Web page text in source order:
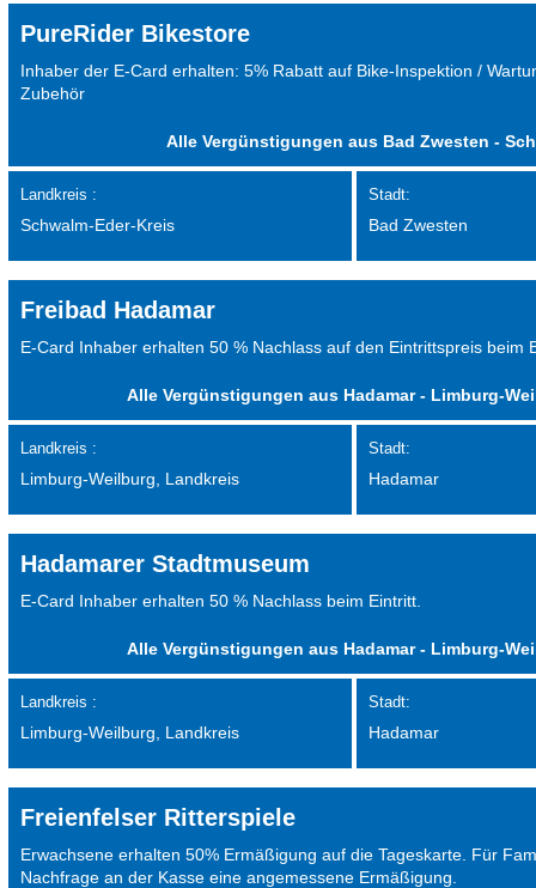
PureRider Bikestore
Inhaber der E-Card erhalten: 5% Rabatt auf Bike-Inspektion /
Zubehör
Alle Vergünstigungen aus Bad Zwesten -
Landkreis :
Schwalm-Eder-Kreis
Stadt:
Bad Zwesten
Freibad Hadamar
E-Card Inhaber erhalten 50 % Nachlass auf den Eintrittspreis beim
Alle Vergünstigungen aus Hadamar - Limburg-
Landkreis :
Limburg-Weilburg, Landkreis
Stadt:
Hadamar
Hadamarer Stadtmuseum
E-Card Inhaber erhalten 50 % Nachlass beim Eintritt.
Alle Vergünstigungen aus Hadamar - Limburg-
Landkreis :
Limburg-Weilburg, Landkreis
Stadt:
Hadamar
Freienfelser Ritterspiele
Erwachsene erhalten 50% Ermäßigung auf die Tageskarte. Für
Nachfrage an der Kasse eine angemessene Ermäßigung.